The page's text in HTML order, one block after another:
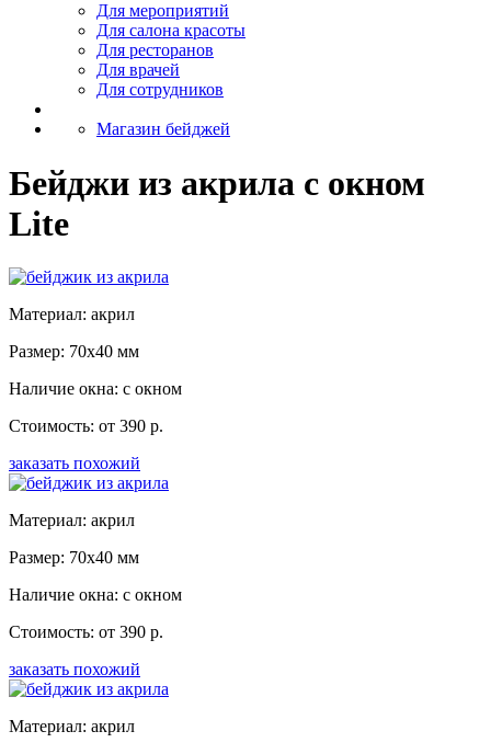
Для мероприятий
Для салона красоты
Для ресторанов
Для врачей
Для сотрудников
Магазин бейджей
Бейджи из акрила с окном
Lite
Материал: акрил
Размер: 70x40 мм
Наличие окна: с окном
Стоимость: от 390 р.
заказать похожий
Материал: акрил
Размер: 70x40 мм
Наличие окна: с окном
Стоимость: от 390 р.
заказать похожий
Материал: акрил